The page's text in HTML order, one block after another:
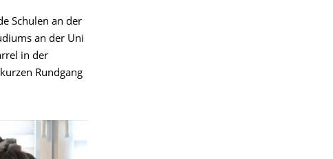
Schulen an der
an der Uni
in der
Rundgang